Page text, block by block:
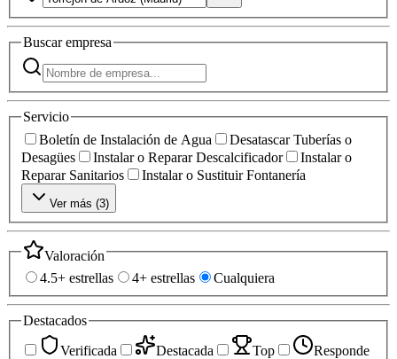
Buscarempresa
Servicio
Boletín de Instalación de Agua
Desatascar Tuberías o
Desagües
Instalar o Reparar Descalcificador
Instalar o
Reparar Sanitarios
Instalar o Sustituir Fontanería
Ver más (3)
Valoración
4.5+ estrellas
4+ estrellas Cualquiera
Destacados
Verificada
Destacada Top
Responde